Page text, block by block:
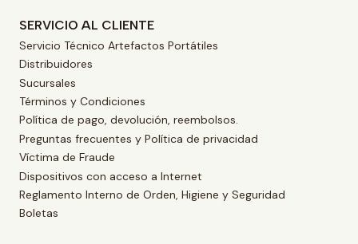
SERVICIO AL CLIENTE
Servicio Técnico Artefactos Portátiles
Distribuidores
Sucursales
Términos y Condiciones
Política de pago, devolución, reembolsos.
Preguntas frecuentes y Política de privacidad
Víctima de Fraude
Dispositivos con acceso a Internet
Reglamento Interno de Orden, Higiene y Seguridad
Boletas